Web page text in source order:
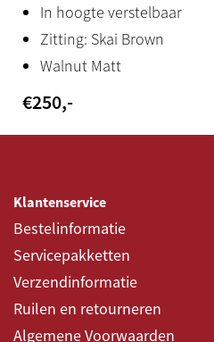
In hoogte verstelbaar
Zitting: Skai Brown
Walnut Matt
€250,-
Klantenservice
Bestelinformatie
Servicepakketten
Verzendinformatie
Ruilen en retourneren
Algemene Voorwaarden